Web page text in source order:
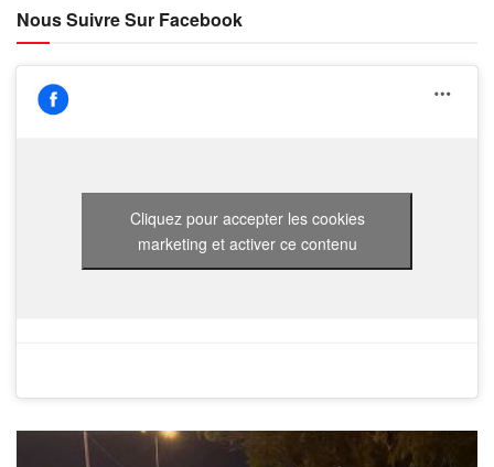
Nous Suivre Sur Facebook
Cliquez pour accepter les cookies
marketing et activer ce contenu